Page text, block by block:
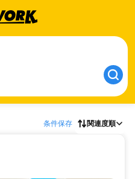
条件保存 関連度順